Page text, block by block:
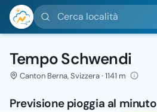
Cerca località
Tempo Schwendi
Canton Berna, Svizzera · 1141 m
Previsione pioggia al minuto